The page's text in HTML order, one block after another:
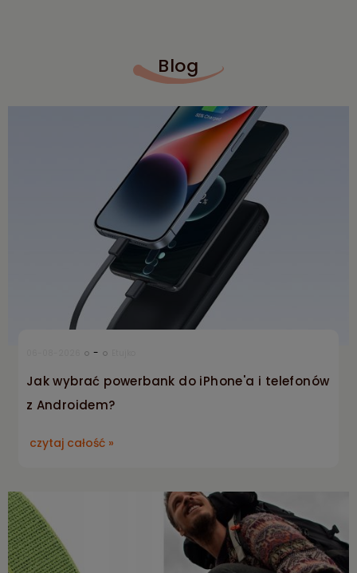
Blog
Jak wybrać powerbank do iPhone'a i telefonów
z Androidem?
-
czytaj całość »